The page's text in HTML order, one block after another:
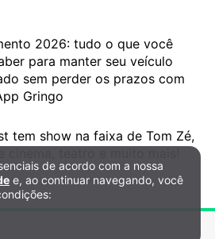
de monitoramento
no bolso do trabalhador”,
negócios e pessoas da
o franchising em 2016 e
de R$ 12 milhões e
ter uma loja da SuperSeg
140 mil, dependendo do
2026: tudo o que você
para manter seu veículo
sem perder os prazos com
Gringo
tem show na faixa de Tom Zé,
e Cookiesde acordo com a nossa
e, ao continuar navegando, você